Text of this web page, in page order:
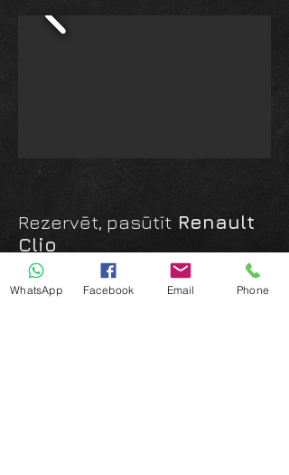
Rezervēt, pasūtīt Renault
Clio
WhatsApp Facebook Email Phone